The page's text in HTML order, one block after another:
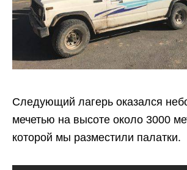
Следующий лагерь оказался
мечетью на высоте около 3000
которой мы разместили палатки.